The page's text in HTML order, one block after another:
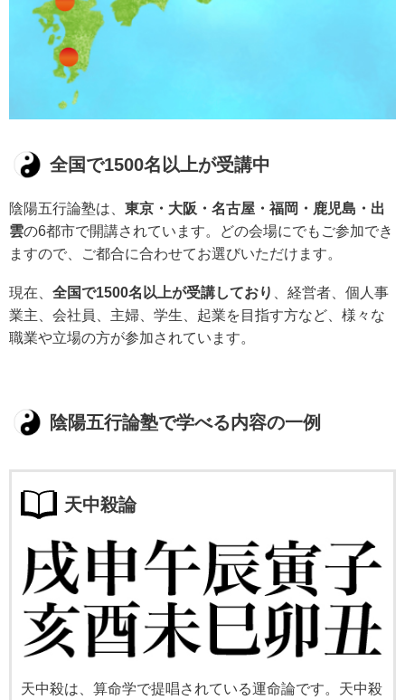
全国で1500名以上が受講中
陰陽五行論塾は、 東京・大阪・名古屋・福岡・鹿児島・出
雲の6都市で開講されています。どの会場にでもご参加でき
ますので、ご都合に合わせてお選びいただけます。
現在、 全国で1500名以上が受講しており
、経営者、個人事
業主、会社員、主婦、学生、起業を目指す方など、様々な
職業や立場の方が参加されています。
陰陽五行論塾で学べる内容の一例
天中殺論
天中殺は、算命学で提唱されている運命論です。天中殺